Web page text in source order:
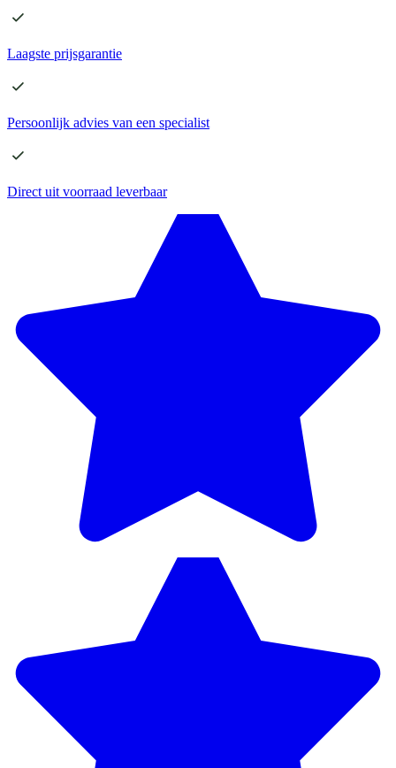
Laagste prijsgarantie
Persoonlijk advies van een specialist
Direct uit voorraad leverbaar